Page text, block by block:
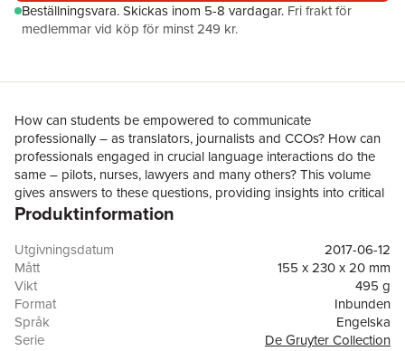
Beställningsvara.Skickas inom 5-8 vardagar. Fri frakt för
medlemmar vid köp för minst 249 kr.
How can students be empowered to communicate
professionally – as translators, journalists and CCOs? How can
professionals engaged in crucial language interactions do the
same – pilots, nurses, lawyers and many others? This volume
gives answers to these questions, providing insights into critical
situations and good practices from many years of research and
Applied Linguistics.
Produktinformation
Utgivningsdatum
2017-06-12
Mått
155 x 230 x 20 mm
Vikt
495 g
Format
Inbunden
Språk
Engelska
Serie
De Gruyter Collection